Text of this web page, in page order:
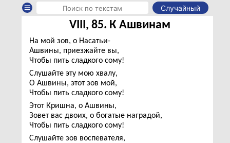
Случайный
VIII, 85. К Ашвинам
На мой зов, о Насатьи-
Ашвины, приезжайте вы,
Чтобы пить сладкого сому!
Слушайте эту мою хвалу,
О Ашвины, этот зов мой,
Чтобы пить сладкого сому!
Этот Кришна, о Ашвины,
Зовет вас двоих, о богатые наградой,
Чтобы пить сладкого сому!
Слушайте зов воспевателя,